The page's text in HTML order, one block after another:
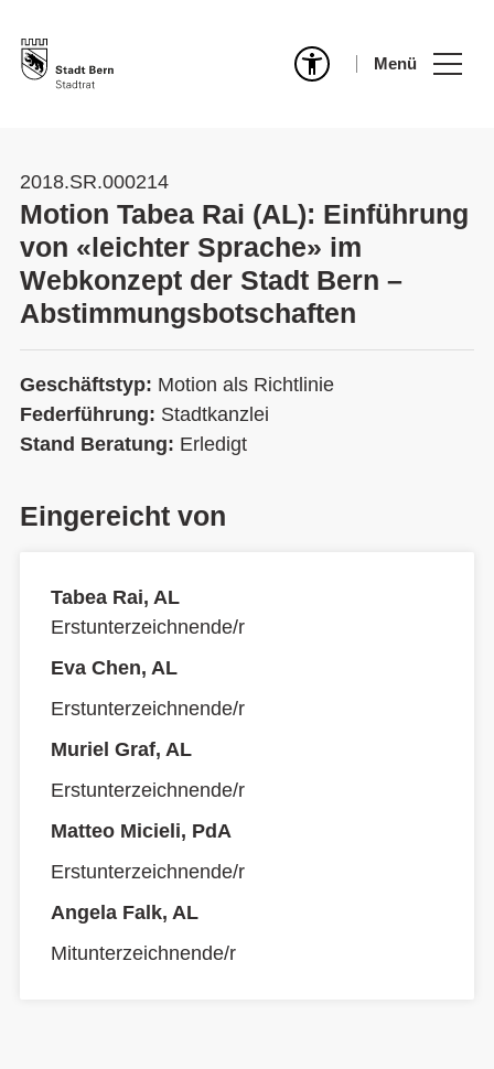
Menü
2018.SR.000214
Motion Tabea Rai (AL): Einführung
von «leichter Sprache» im
Webkonzept der Stadt Bern –
Abstimmungsbotschaften
Geschäftstyp: Motion als Richtlinie
Federführung: Stadtkanzlei
Stand Beratung: Erledigt
Eingereicht von
Tabea Rai, AL
Erstunterzeichnende/r
Eva Chen, AL
Erstunterzeichnende/r
Muriel Graf, AL
Erstunterzeichnende/r
Matteo Micieli, PdA
Erstunterzeichnende/r
Angela Falk, AL
Mitunterzeichnende/r